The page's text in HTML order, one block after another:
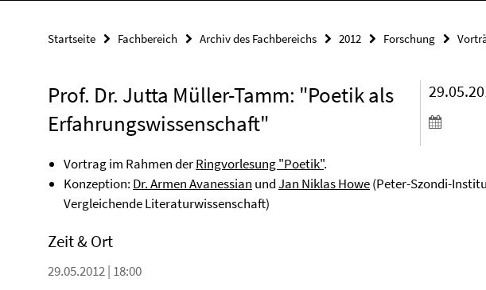
Startseite Fachbereich Archiv des Fachbereichs 2012 Forschung
Prof. Dr. Jutta Müller-Tamm: "Poetik als
Erfahrungswissenschaft"
Vortrag im Rahmen derRingvorlesung "Poetik".
Konzeption: Dr. Armen Avanessian undJan Niklas Howe(Peter-Szondi-
Vergleichende Literaturwissenschaft)
Zeit & Ort
29.05.2012 | 18:00